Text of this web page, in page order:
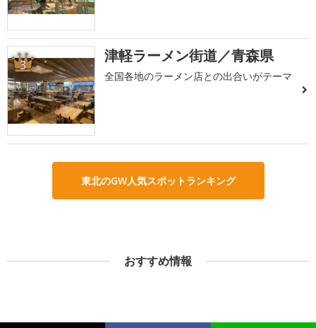
3 津軽ラーメン街道／青森県
全国各地のラーメン店との出合いがテーマ
東北のGW人気スポットランキング
おすすめ情報